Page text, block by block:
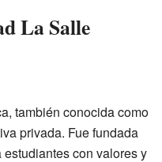
La Salle
también conocida como
privada. Fue fundada
con valores y